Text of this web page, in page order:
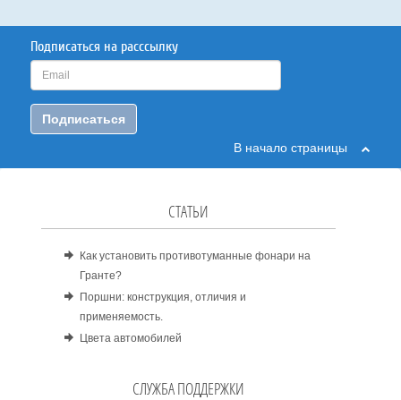
Подписаться на расссылку
Подписаться
В начало страницы
СТАТЬИ
Как установить противотуманные фонари на
Гранте?
Поршни: конструкция, отличия и
применяемость.
Цвета автомобилей
СЛУЖБА ПОДДЕРЖКИ